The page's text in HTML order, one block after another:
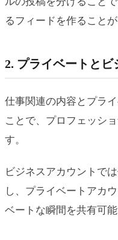
るフィードを作ることが
2. プライベートと
仕事関連の内容とプラ
ことで、プロフェッシ
す。
ビジネスアカウントで
し、プライベートアカ
ベートな瞬間を共有可能